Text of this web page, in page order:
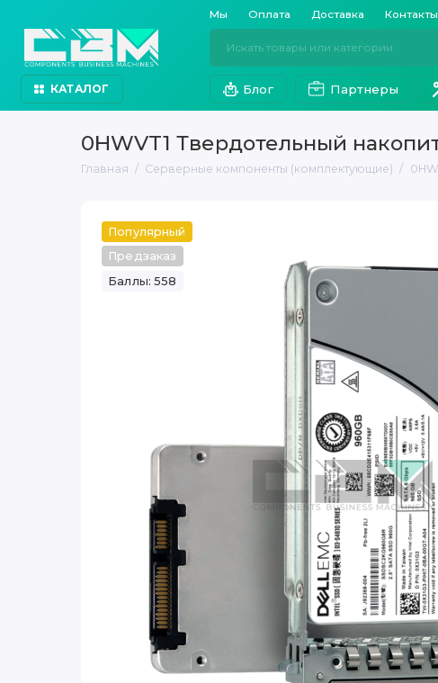
Мы Оплата Доставка Контакты
КАТАЛОГ Блог Партнеры
0HWVT1 Твердотельный
Главная Серверные компоненты (комплектующие)
Популярный
Предзаказ
Баллы: 558